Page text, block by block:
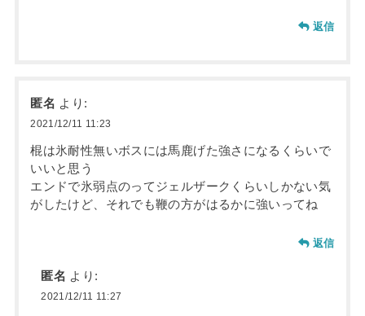
返信
匿名 より:
2021/12/11 11:23
棍は氷耐性無いボスには馬鹿げた強さになるくらいで
いいと思う
エンドで氷弱点のってジェルザークくらいしかない気
がしたけど、それでも鞭の方がはるかに強いってね
返信
匿名 より:
2021/12/11 11:27